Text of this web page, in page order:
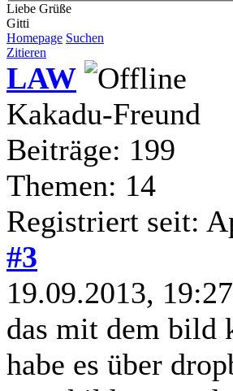
Liebe Grüße
Gitti
Homepage Suchen
Zitieren
LAW
Kakadu-Freund
Beiträge: 199
Themen: 14
Registriert seit:
#3
19.09.2013, 19:27
das mit dem bild
habe es über